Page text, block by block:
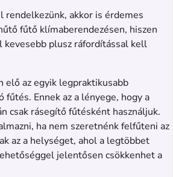
rendelkezünk, akkor is érdemes
fűtő klímaberendezésen, hiszen
kevesebb plusz ráfordítással kell
elő az egyik legpraktikusabb
Ennek az a lényege, hogy a
csak rásegítő fűtésként használjuk.
ha nem szeretnénk felfűteni az
az a helységet, ahol a legtöbbet
jelentősen csökkenhet a